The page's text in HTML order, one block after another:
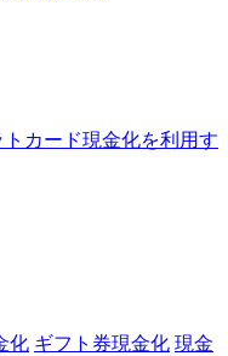
カード現金化を利用す
化 ギフト券現金化 現金